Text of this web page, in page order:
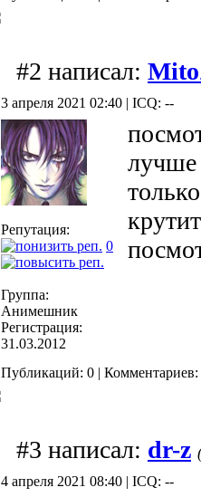
#2 написал:
3 апреля 2021 02:40 | ICQ: --
Репутация:
0
Группа:
Анимешник
Регистрация:
31.03.2012
лучше
Публикаций: 0 | Комментариев:
#3 написал: dr-z
4 апреля 2021 08:40 | ICQ: --